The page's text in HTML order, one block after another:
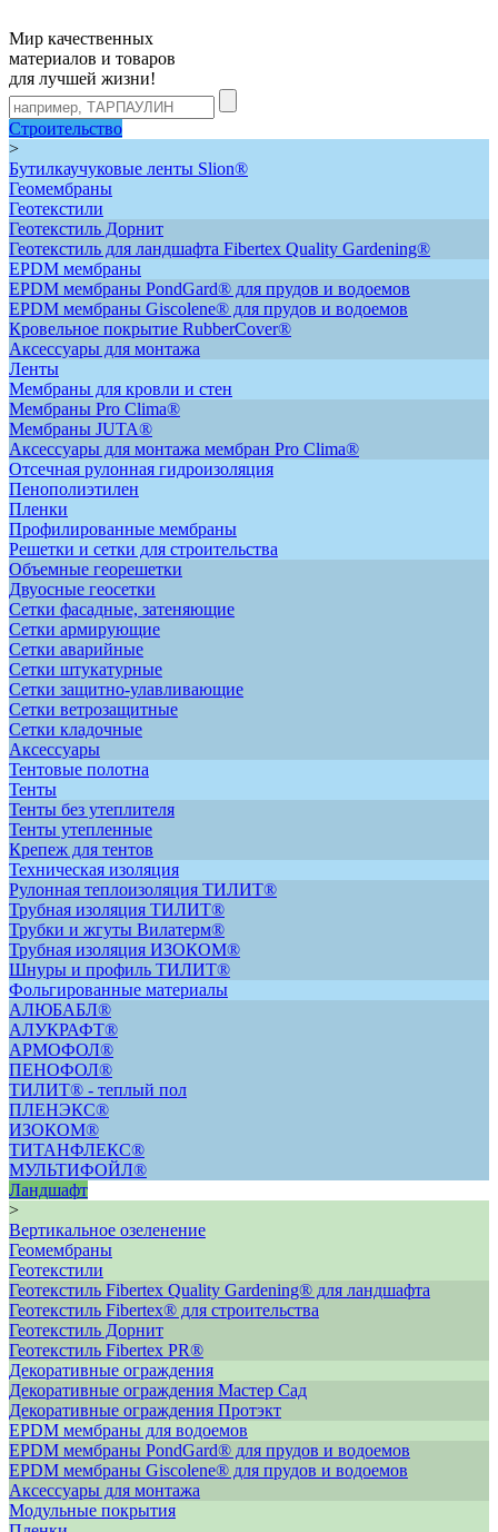
Мир качественных
материалов и товаров
для лучшей жизни!
Строительство
>
Бутилкаучуковые ленты Slion®
Геомембраны
Геотекстили
Геотекстиль Дорнит
Геотекстиль для ландшафта Fibertex Quality Gardening®
ЕРDM мембраны
EPDM мембраны PondGard® для прудов и водоемов
EPDM мембраны Giscolene® для прудов и водоемов
Кровельное покрытие RubberCover®
Аксессуары для монтажа
Ленты
Мембраны для кровли и стен
Мембраны Pro Clima®
Мембраны JUTA®
Аксессуары для монтажа мембран Pro Clima®
Отсечная рулонная гидроизоляция
Пенополиэтилен
Пленки
Профилированные мембраны
Решетки и сетки для строительства
Объемные георешетки
Двуосные геосетки
Сетки фасадные, затеняющие
Сетки армирующие
Сетки аварийные
Сетки штукатурные
Сетки защитно-улавливающие
Сетки ветрозащитные
Сетки кладочные
Аксессуары
Тентовые полотна
Тенты
Тенты без утеплителя
Тенты утепленные
Крепеж для тентов
Техническая изоляция
Рулонная теплоизоляция ТИЛИТ®
Трубная изоляция ТИЛИТ®
Трубки и жгуты Вилатерм®
Трубная изоляция ИЗОКОМ®
Шнуры и профиль ТИЛИТ®
Фольгированные материалы
АЛЮБАБЛ®
АЛУКРАФТ®
АРМОФОЛ®
ПЕНОФОЛ®
ТИЛИТ® - теплый пол
ПЛЕНЭКС®
ИЗОКОМ®
ТИТАНФЛЕКС®
МУЛЬТИФОЙЛ®
Ландшафт
>
Вертикальное озеленение
Геомембраны
Геотекстили
Геотекстиль Fibertex Quality Gardening® для ландшафта
Геотекстиль Fibertex® для строительства
Геотекстиль Дорнит
Геотекстиль Fibertex PR®
Декоративные ограждения
Декоративные ограждения Мастер Сад
Декоративные ограждения Протэкт
ЕРDM мембраны для водоемов
EPDM мембраны PondGard® для прудов и водоемов
EPDM мембраны Giscolene® для прудов и водоемов
Аксессуары для монтажа
Модульные покрытия